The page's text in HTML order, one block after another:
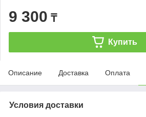
9 300 ₸
Купить
Описание Доставка Оплата
Условия доставки